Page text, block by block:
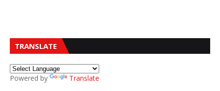
TRANSLATE
Powered by Translate